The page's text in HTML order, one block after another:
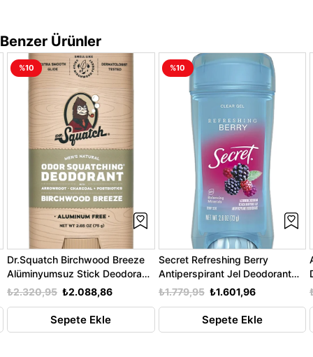
Benzer Ürünler
Dr.Squatch Birchwood Breeze
Alüminyumsuz Stick Deodorant
75GR
₺2.088,86
₺2.320,95
Sepete Ekle
%10
Secret Refreshing Berry
Antiperspirant Jel Deodorant
73GR
₺1.601,96
₺1.779,95
Sepete Ekle
%10